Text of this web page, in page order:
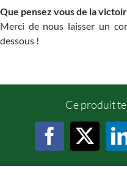
Que pensez vous de la
Merci de nous laisser un
dessous !
Ce produit
Facebook
X